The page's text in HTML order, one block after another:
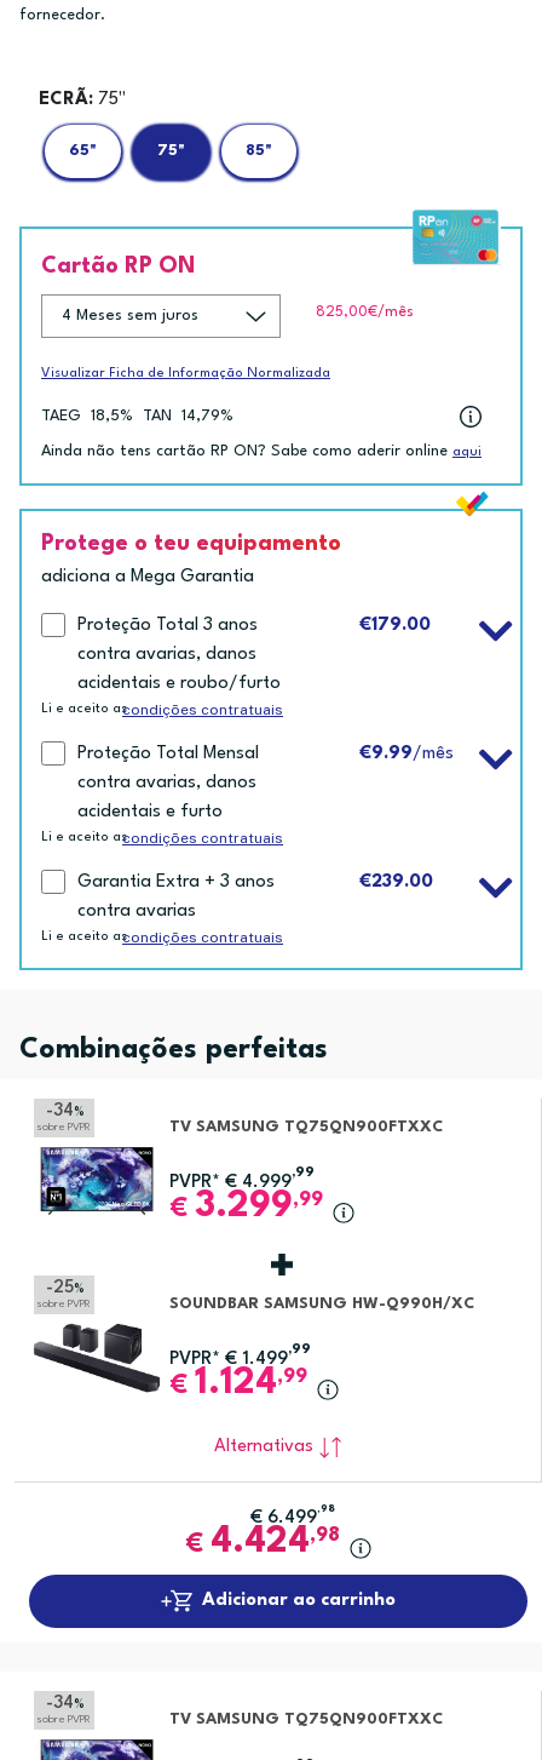
fornecedor.
ECRÃ: 75"
65" 75" 85"
Cartão RP ON
825,00€/mês
Visualizar Ficha de Informação Normalizada
TAEG 18,5% TAN 14,79%
Ainda não tens cartão RP ON? Sabe como aderir online aqui
Protege o teu equipamento
adiciona a Mega Garantia
Proteção Total 3 anos
contra avarias, danos
acidentais e roubo/furto
€179.00
Li e aceito ascondições contratuais
Proteção Total Mensal
contra avarias, danos
acidentais e furto
€9.99/mês
Li e aceito ascondições contratuais
Garantia Extra + 3 anos
contra avarias
€239.00
Li e aceito ascondições contratuais
Combinações perfeitas
-34 %
sobre PVPR TV SAMSUNG TQ75QN900FTXXC
PVPR* € 4.999
,99
€ 3.299,99
-25%
sobre PVPR SOUNDBAR SAMSUNG HW-Q990H/XC
PVPR* € 1.499
,99
€ 1.124,99
Alternativas
€ 6.499,98
€ 4.424,98
Adicionar ao carrinho
-34 %
sobre PVPR TV SAMSUNG TQ75QN900FTXXC